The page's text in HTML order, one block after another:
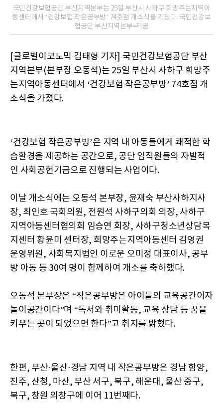
국민건강보험공단 부산지역본부는 25일 부산시 사하구 희망주는지역아
동센터에서 ‘건강보험 작은공부방’ 74호점 개소식을 가졌다. 국민건강보
험공단 부산지역본부=제공
[글로벌이코노믹 김태형 기자] 국민건강보험공단 부산
지역본부(본부장 오동석)는 25일 부산시 사하구 희망주
는지역아동센터에서 ‘건강보험 작은공부방’ 74호점 개
소식을 가졌다.
‘건강보험 작은공부방’은 지역 내 아동들에게 쾌적한 학
습환경을 제공하는 공간으로, 공단 임직원들의 자발적
인 사회공헌기금으로 진행되는 사업이다.
이날 개소식에는 오동석 본부장, 윤재숙 부산사하지사
장, 최인호 국회의원, 전원석 사하구의회 의장, 사하구
지역아동센터협의회 임승연 회장, 사하구청소년상담복
지센터 황윤미 센터장, 희망주는지역아동센터 김영권
운영위원, 사회복지법인 이로운 오미정 대표이사, 공부
방 아동 등 30여 명이 함께하여 개소를 축하했다.
오동석 본부장은 “작은공부방은 아이들의 교육공간이자
놀이공간이다”며 “독서와 취미활동, 교육 상담 등 꿈을
키우는 곳이 되었으면 한다”고 취지를 밝혔다.
한편, 부산·울산·경남 지역 내 작은공부방은 경남 함양,
진주, 산청, 마산, 부산 서구, 북구, 해운대, 울산 중구,
북구, 창원 의창구에 이어 11번째다.